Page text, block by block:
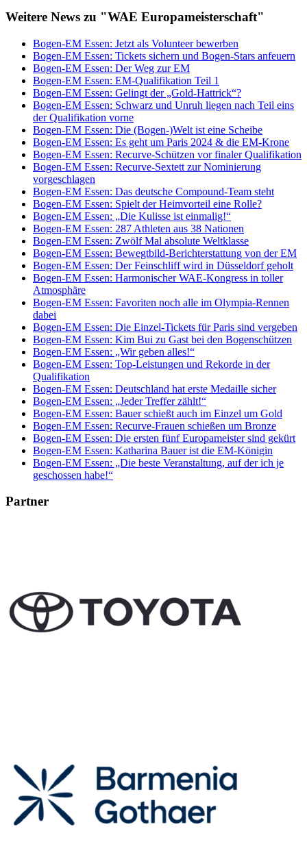
Weitere News zu "WAE Europameisterschaft"
Bogen-EM Essen: Jetzt als Volunteer bewerben
Bogen-EM Essen: Tickets sichern und Bogen-Stars anfeuern
Bogen-EM Essen: Der Weg zur EM
Bogen-EM Essen: EM-Qualifikation Teil 1
Bogen-EM Essen: Gelingt der „Gold-Hattrick“?
Bogen-EM Essen: Schwarz und Unruh liegen nach Teil eins
der Qualifikation vorne
Bogen-EM Essen: Die (Bogen-)Welt ist eine Scheibe
Bogen-EM Essen: Es geht um Paris 2024 & die EM-Krone
Bogen-EM Essen: Recurve-Schützen vor finaler Qualifikation
Bogen-EM Essen: Recurve-Sextett zur Nominierung
vorgeschlagen
Bogen-EM Essen: Das deutsche Compound-Team steht
Bogen-EM Essen: Spielt der Heimvorteil eine Rolle?
Bogen-EM Essen: „Die Kulisse ist einmalig!“
Bogen-EM Essen: 287 Athleten aus 38 Nationen
Bogen-EM Essen: Zwölf Mal absolute Weltklasse
Bogen-EM Essen: Bewegtbild-Berichterstattung von der EM
Bogen-EM Essen: Der Feinschliff wird in Düsseldorf geholt
Bogen-EM Essen: Harmonischer WAE-Kongress in toller
Atmosphäre
Bogen-EM Essen: Favoriten noch alle im Olympia-Rennen
dabei
Bogen-EM Essen: Die Einzel-Tickets für Paris sind vergeben
Bogen-EM Essen: Kim Bui zu Gast bei den Bogenschützen
Bogen-EM Essen: „Wir geben alles!“
Bogen-EM Essen: Top-Leistungen und Rekorde in der
Qualifikation
Bogen-EM Essen: Deutschland hat erste Medaille sicher
Bogen-EM Essen: „Jeder Treffer zählt!“
Bogen-EM Essen: Bauer schießt auch im Einzel um Gold
Bogen-EM Essen: Recurve-Frauen schießen um Bronze
Bogen-EM Essen: Die ersten fünf Europameister sind gekürt
Bogen-EM Essen: Katharina Bauer ist die EM-Königin
Bogen-EM Essen: „Die beste Veranstaltung, auf der ich je
geschossen habe!“
Partner